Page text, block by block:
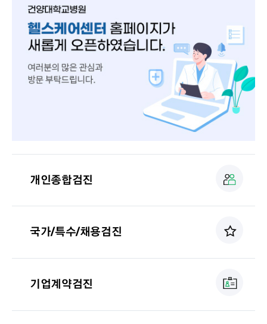
개인종합검진
국가/특수/채용검진
기업계약검진